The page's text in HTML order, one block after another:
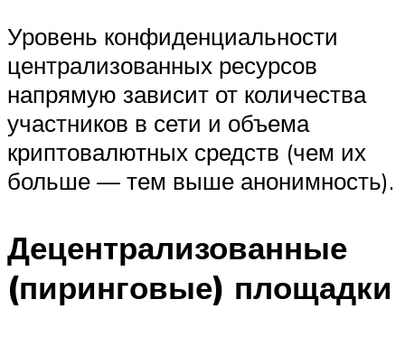
Уровень конфиденциальности
централизованных ресурсов
напрямую зависит от количества
участников в сети и объема
криптовалютных средств (чем их
больше — тем выше анонимность).
Децентрализованные
(пиринговые) площадки